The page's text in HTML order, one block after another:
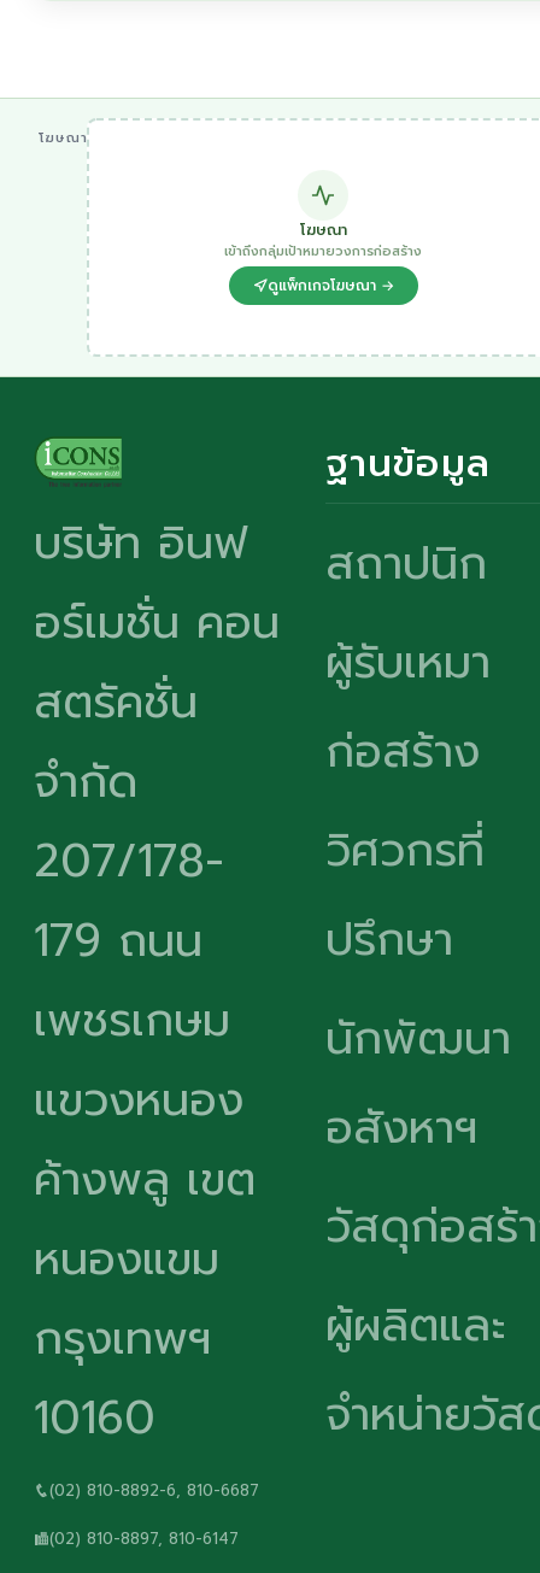
โฆษณา
โฆษณา
เข้าถึงกลุ่มเป้าหมายวงการก่อสร้าง
ดูแพ็กเกจโฆษณา →
บริษัท อินฟ
อร์เมชั่น คอน
สตรัคชั่น
จำกัด
207/178-
179 ถนน
เพชรเกษม
แขวงหนอง
ค้างพลู เขต
หนองแขม
กรุงเทพฯ
10160
(02) 810-8892-6, 810-6687
(02) 810-8897, 810-6147
ฐานข้อมูล
สถาปนิก
ผู้รับเหมา
ก่อสร้าง
วิศวกรที่
ปรึกษา
นักพัฒนา
อสังหาฯ
วัสดุก่อสร้
ผู้ผลิตและ
จำหน่ายวั